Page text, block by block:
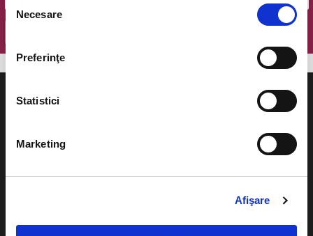
consimțământului
Necesare
Preferinţe
Statistici
Marketing
Afişare
Cum comand bilete?
Plata online sau cash
Evenimente
festivaluri